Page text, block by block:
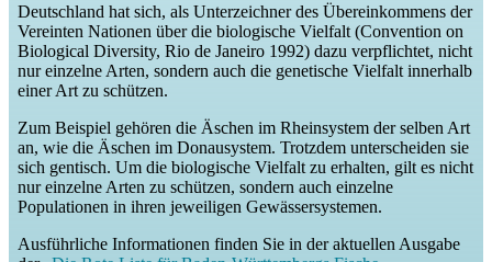
Deutschland hat sich, als Unterzeichner des Übereinkommens der
Vereinten Nationen über die biologische Vielfalt (Convention on
Biological Diversity, Rio de Janeiro 1992) dazu verpflichtet, nicht
nur einzelne Arten, sondern auch die genetische Vielfalt innerhalb
einer Art zu schützen.
Zum Beispiel gehören die Äschen im Rheinsystem der selben Art
an, wie die Äschen im Donausystem. Trotzdem unterscheiden sie
sich gentisch. Um die biologische Vielfalt zu erhalten, gilt es nicht
nur einzelne Arten zu schützen, sondern auch einzelne
Populationen in ihren jeweiligen Gewässersystemen.
Ausführliche Informationen finden Sie in der aktuellen Ausgabe